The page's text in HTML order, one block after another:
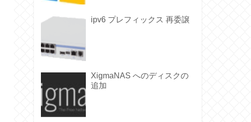
ipv6 プレフィックス 再委譲
XigmaNAS へのディスクの
追加